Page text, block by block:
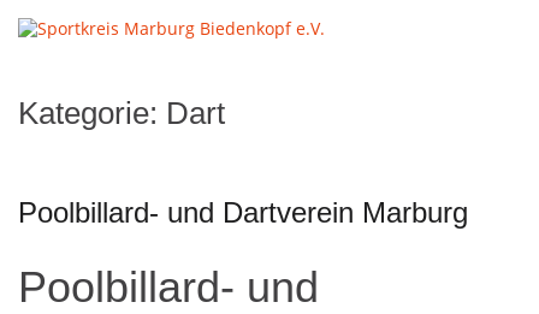
Kategorie: Dart
Poolbillard- und Dartverein Marburg
Poolbillard- und